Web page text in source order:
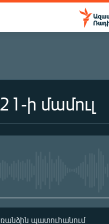
ի մամուլ
պատուհանում